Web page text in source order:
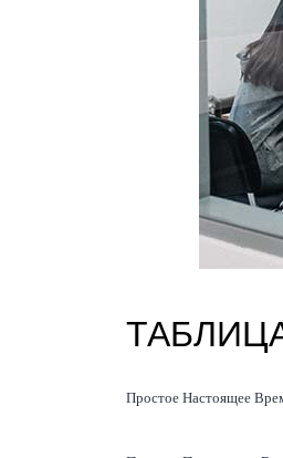
Простое Настоящее